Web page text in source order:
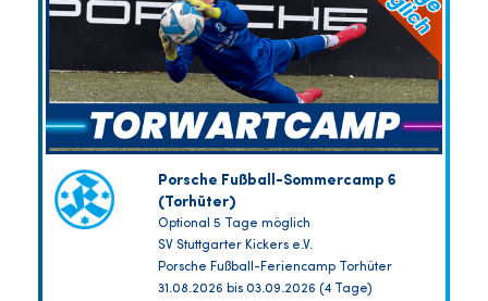
Porsche Fußball-Sommercamp 6
(Torhüter)
Optional 5 Tage möglich
SV Stuttgarter Kickers e.V.
Porsche Fußball-Feriencamp Torhüter
31.08.2026 bis 03.09.2026 (4 Tage)